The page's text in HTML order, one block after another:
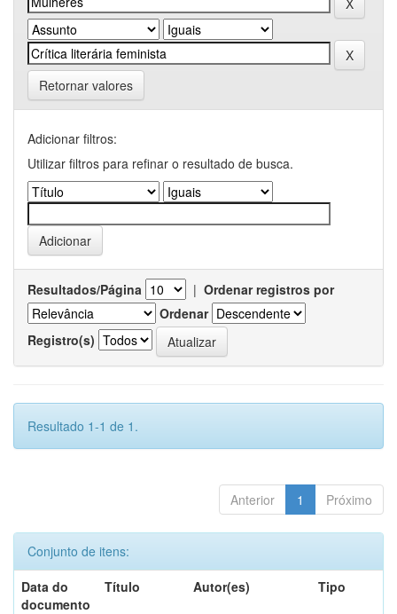
Retornar valores
Adicionar filtros:
Utilizar filtros para refinar o resultado de busca.
Resultados/Página | Ordenar registros por
Ordenar
Registro(s)
Resultado 1-1 de 1.
Anterior 1 Próximo
Conjunto de itens:
Data do
documento
Título Autor(es) Tipo